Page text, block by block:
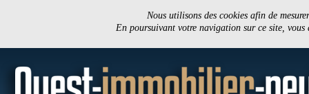
Nous utilisons des cookies afin de
En poursuivant votre navigation sur ce site,